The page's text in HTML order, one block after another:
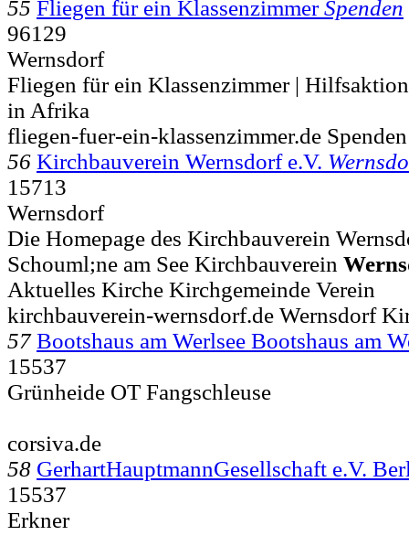
55 Fliegen für ein KlassenzimmerSpenden
96129
Wernsdorf
Fliegen für ein Klassenzimmer |
in Afrika
fliegen-fuer-ein-klassenzimmer.de
56 Kirchbauverein Wernsdorf e.V.
15713
Wernsdorf
Die Homepage des Kirchbauverein
Schouml;ne am See Kirchbauverein
Aktuelles Kirche Kirchgemeinde Verein
kirchbauverein-wernsdorf.de Wernsdorf
57 Bootshaus am Werlsee Bootshaus am
15537
Grünheide OT Fangschleuse
corsiva.de
58 GerhartHauptmannGesellschaft e.V.
15537
Erkner